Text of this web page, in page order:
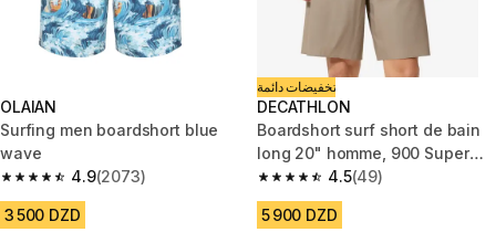
OLAIAN
Surfing men boardshort blue
wave
4.9
4.9 out of 5 stars from 2073 reviews
(2073)
3 500 DZD
تخفيضات دائمة
DECATHLON
Boardshort surf short de bain
long 20" homme, 900 Super
dude bi-color
4.5
4.5 out of 5 stars from 49
(49)
5 900 DZD